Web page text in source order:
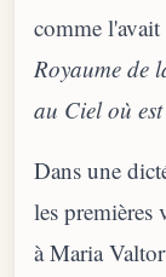
comme l'avait
Royaume de
au Ciel où
Dans une
les premières
à Maria